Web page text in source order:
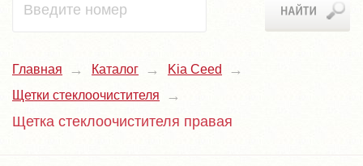
Главная Каталог
Kia Ceed
Щетки стеклоочистителя
Щетка стеклоочистителя правая